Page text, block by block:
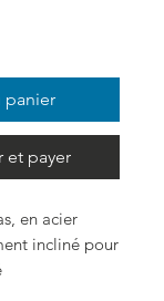
panier
et payer
en acier
incliné pour